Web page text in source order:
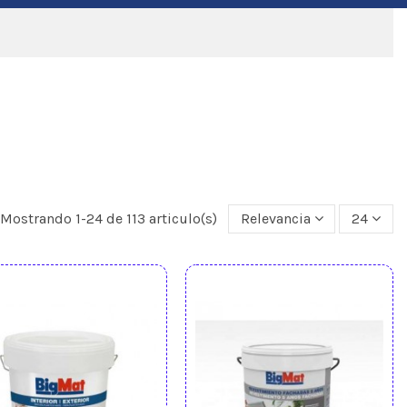
Mostrando 1-24 de 113 articulo(s) Relevancia 24